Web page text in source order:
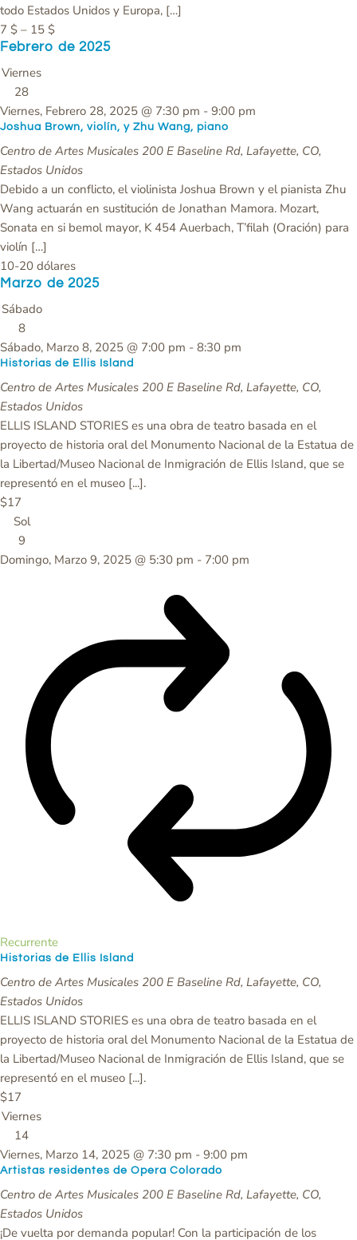
todo Estados Unidos y Europa, […]
7 $ – 15 $
Febrero de 2025
Viernes
28
Joshua Brown, violín, y Zhu Wang, piano
Viernes, Febrero 28, 2025 @ 7:30 pm - 9:00 pm
Centro de Artes Musicales 200 E Baseline Rd, Lafayette, CO,
Estados Unidos
Debido a un conflicto, el violinista Joshua Brown y el pianista Zhu
Wang actuarán en sustitución de Jonathan Mamora. Mozart,
Sonata en si bemol mayor, K 454 Auerbach, T’filah (Oración) para
violín […]
10-20 dólares
Marzo de 2025
Sábado
8
Historias de Ellis Island
Sábado, Marzo 8, 2025 @ 7:00 pm - 8:30 pm
Centro de Artes Musicales 200 E Baseline Rd, Lafayette, CO,
Estados Unidos
ELLIS ISLAND STORIES es una obra de teatro basada en el
proyecto de historia oral del Monumento Nacional de la Estatua de
la Libertad/Museo Nacional de Inmigración de Ellis Island, que se
representó en el museo [...].
$17
Sol
9
Historias de Ellis Island
Domingo, Marzo 9, 2025 @ 5:30 pm - 7:00 pm
Recurrente
Centro de Artes Musicales 200 E Baseline Rd, Lafayette, CO,
Estados Unidos
ELLIS ISLAND STORIES es una obra de teatro basada en el
proyecto de historia oral del Monumento Nacional de la Estatua de
la Libertad/Museo Nacional de Inmigración de Ellis Island, que se
representó en el museo [...].
$17
Viernes
14
Artistas residentes de Opera Colorado
Viernes, Marzo 14, 2025 @ 7:30 pm - 9:00 pm
Centro de Artes Musicales 200 E Baseline Rd, Lafayette, CO,
Estados Unidos
¡De vuelta por demanda popular! Con la participación de los